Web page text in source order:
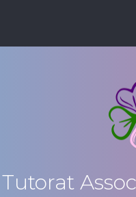
Tutorat